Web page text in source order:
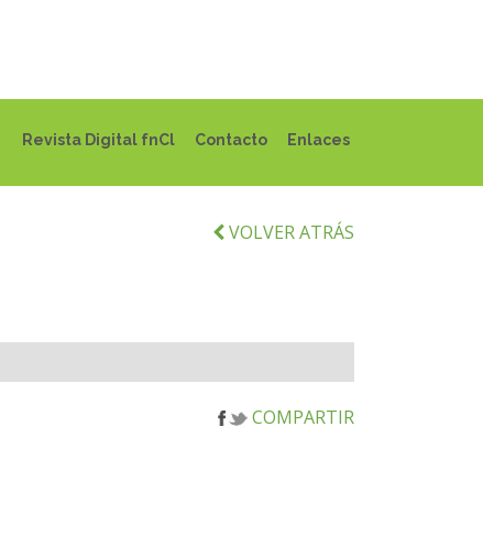
Revista Digital fnCl Contacto Enlaces
VOLVER ATRÁS
COMPARTIR